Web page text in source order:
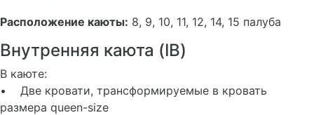
Расположение каюты: 8, 9, 10, 11, 12, 14, 15 палуба
Внутренняя каюта (IB)
В каюте:
• Две кровати, трансформируемые в кровать
размера queen-size